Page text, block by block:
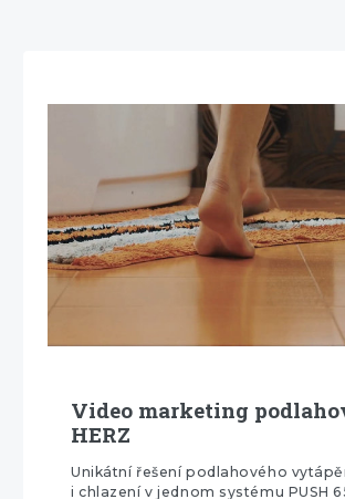
Video marketing
HERZ
Unikátní řešení podlahového
i chlazení v jednom systému PUSH